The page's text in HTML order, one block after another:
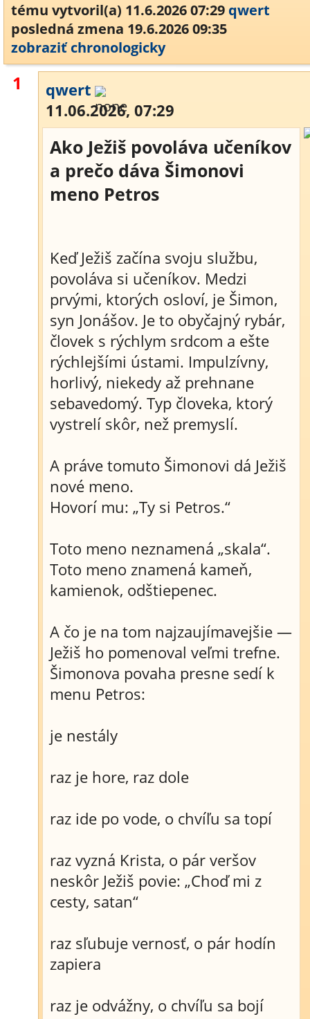
tému vytvoril(a) 11.6.2026 07:29 qwert
posledná zmena 19.6.2026 09:35
zobraziť chronologicky
1
qwert
11.06.2026, 07:29
Ako Ježiš povoláva učeníkov
a prečo dáva Šimonovi
meno Petros
Keď Ježiš začína svoju službu,
povoláva si učeníkov. Medzi
prvými, ktorých osloví, je Šimon,
syn Jonášov. Je to obyčajný rybár,
človek s rýchlym srdcom a ešte
rýchlejšími ústami. Impulzívny,
horlivý, niekedy až prehnane
sebavedomý. Typ človeka, ktorý
vystrelí skôr, než premyslí.
A práve tomuto Šimonovi dá Ježiš
nové meno.
Hovorí mu: „Ty si Petros.“
Toto meno neznamená „skala“.
Toto meno znamená kameň,
kamienok, odštiepenec.
A čo je na tom najzaujímavejšie —
Ježiš ho pomenoval veľmi trefne.
Šimonova povaha presne sedí k
menu Petros:
je nestály
raz je hore, raz dole
raz ide po vode, o chvíľu sa topí
raz vyzná Krista, o pár veršov
neskôr Ježiš povie: „Choď mi z
cesty, satan“
raz sľubuje vernosť, o pár hodín
zapiera
raz je odvážny, o chvíľu sa bojí